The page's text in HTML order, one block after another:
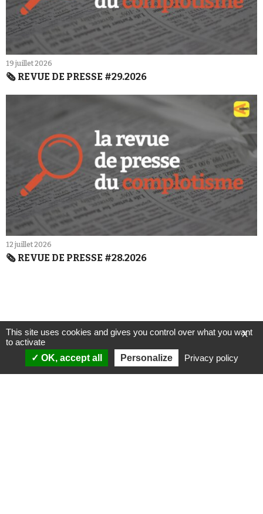
19 juillet 2026
🗞️ REVUE DE PRESSE #29.2026
12 juillet 2026
🗞️ REVUE DE PRESSE #28.2026
ANALYSES
VIDÉOS
X
This site uses cookies and gives you control over what you want
to activate
OK, accept all
Personalize Privacy policy